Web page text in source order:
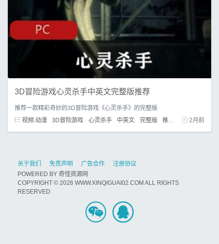
3D冒险游戏心灵杀手中英文完整版推荐
推荐一款精彩奇妙的3D冒险游戏《心灵杀手》的完整版
视频.动漫
3D冒险游戏 心灵杀手 中英文 完整版 推荐 2月前
关于我们 免责声明 广告合作
注册协议
POWERED BY 奇怪资源网
COPYRIGHT © 2026 WWW.XINQIGUAI02.COM ALL RIGHTS
RESERVED